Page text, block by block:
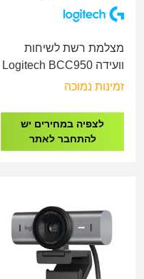
מצלמת רשת לשיחות
וועידה Logitech BCC950
All-In-One Webcam and
זמינות נמוכה
לצפיה במחירים יש
להתחבר לאתר